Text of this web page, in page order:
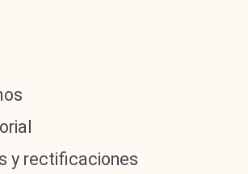
y rectificaciones